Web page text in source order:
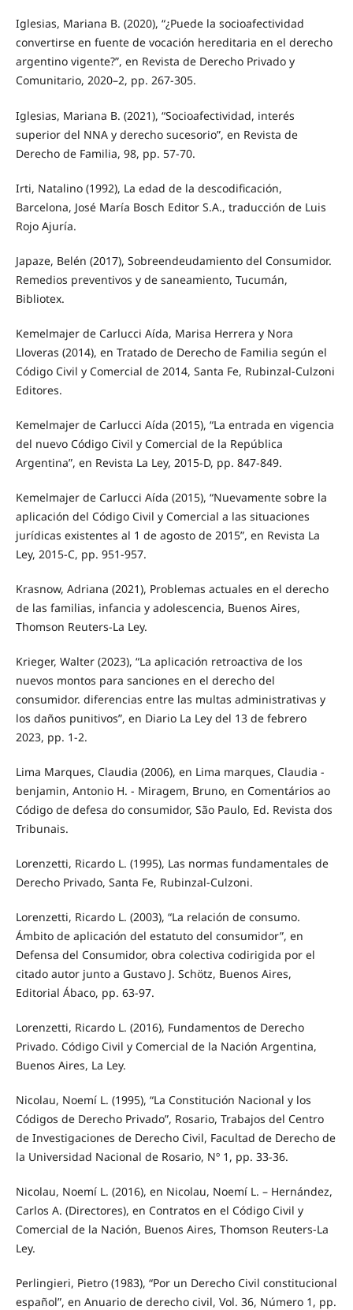
Iglesias, Mariana B. (2020), “¿Puede la socioafectividad
convertirse en fuente de vocación hereditaria en el derecho
argentino vigente?”, en Revista de Derecho Privado y
Comunitario, 2020–2, pp. 267-305.
Iglesias, Mariana B. (2021), “Socioafectividad, interés
superior del NNA y derecho sucesorio”, en Revista de
Derecho de Familia, 98, pp. 57-70.
Irti, Natalino (1992), La edad de la descodificación,
Barcelona, José María Bosch Editor S.A., traducción de Luis
Rojo Ajuría.
Japaze, Belén (2017), Sobreendeudamiento del Consumidor.
Remedios preventivos y de saneamiento, Tucumán,
Bibliotex.
Kemelmajer de Carlucci Aída, Marisa Herrera y Nora
Lloveras (2014), en Tratado de Derecho de Familia según el
Código Civil y Comercial de 2014, Santa Fe, Rubinzal-Culzoni
Editores.
Kemelmajer de Carlucci Aída (2015), “La entrada en vigencia
del nuevo Código Civil y Comercial de la República
Argentina”, en Revista La Ley, 2015-D, pp. 847-849.
Kemelmajer de Carlucci Aída (2015), “Nuevamente sobre la
aplicación del Código Civil y Comercial a las situaciones
jurídicas existentes al 1 de agosto de 2015”, en Revista La
Ley, 2015-C, pp. 951-957.
Krasnow, Adriana (2021), Problemas actuales en el derecho
de las familias, infancia y adolescencia, Buenos Aires,
Thomson Reuters-La Ley.
Krieger, Walter (2023), “La aplicación retroactiva de los
nuevos montos para sanciones en el derecho del
consumidor. diferencias entre las multas administrativas y
los daños punitivos”, en Diario La Ley del 13 de febrero
2023, pp. 1-2.
Lima Marques, Claudia (2006), en Lima marques, Claudia -
benjamin, Antonio H. - Miragem, Bruno, en Comentários ao
Código de defesa do consumidor, São Paulo, Ed. Revista dos
Tribunais.
Lorenzetti, Ricardo L. (1995), Las normas fundamentales de
Derecho Privado, Santa Fe, Rubinzal-Culzoni.
Lorenzetti, Ricardo L. (2003), “La relación de consumo.
Ámbito de aplicación del estatuto del consumidor”, en
Defensa del Consumidor, obra colectiva codirigida por el
citado autor junto a Gustavo J. Schötz, Buenos Aires,
Editorial Ábaco, pp. 63-97.
Lorenzetti, Ricardo L. (2016), Fundamentos de Derecho
Privado. Código Civil y Comercial de la Nación Argentina,
Buenos Aires, La Ley.
Nicolau, Noemí L. (1995), “La Constitución Nacional y los
Códigos de Derecho Privado”, Rosario, Trabajos del Centro
de Investigaciones de Derecho Civil, Facultad de Derecho de
la Universidad Nacional de Rosario, Nº 1, pp. 33-36.
Nicolau, Noemí L. (2016), en Nicolau, Noemí L. – Hernández,
Carlos A. (Directores), en Contratos en el Código Civil y
Comercial de la Nación, Buenos Aires, Thomson Reuters-La
Ley.
Perlingieri, Pietro (1983), “Por un Derecho Civil constitucional
español”, en Anuario de derecho civil, Vol. 36, Número 1, pp.